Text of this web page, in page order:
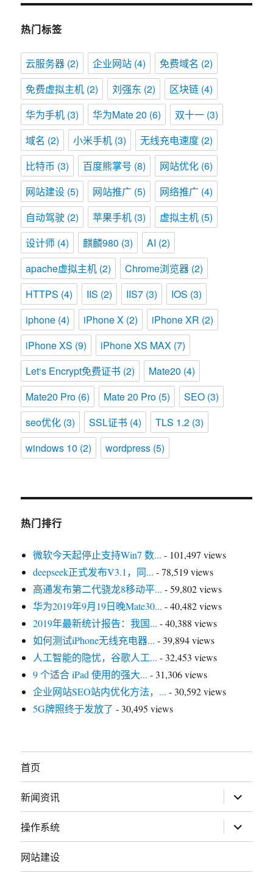
热门标签
云服务器 (2) 企业网站 (4) 免费域名 (2)
免费虚拟主机 (2) 刘强东 (2) 区块链 (4)
华为手机 (3) 华为Mate 20 (6) 双十一 (3)
域名 (2) 小米手机 (3) 无线充电速度 (2)
比特币 (3) 百度熊掌号 (8) 网站优化 (6)
网站建设 (5) 网站推广 (5) 网络推广 (4)
自动驾驶 (2) 苹果手机 (3) 虚拟主机 (5)
设计师 (4) 麒麟980 (3) AI (2)
apache虚拟主机 (2) Chrome浏览器 (2)
HTTPS (4) IIS (2) IIS7 (3) IOS (3)
iphone (4) iPhone X (2) iPhone XR (2)
iPhone XS (9) iPhone XS MAX (7)
Let‘s Encrypt免费证书 (2) Mate20 (4)
Mate20 Pro (6) Mate 20 Pro (5) SEO (3)
seo优化 (3) SSL证书 (4) TLS 1.2 (3)
windows 10 (2) wordpress (5)
热门排行
微软今天起停止支持Win7 数... - 101,497 views
deepseek正式发布V3.1，同... - 78,519 views
高通发布第二代骁龙8移动平... - 59,802 views
华为2019年9月19日晚Mate30... - 40,482 views
2019年最新统计报告：我国... - 40,388 views
如何测试iPhone无线充电器... - 39,894 views
人工智能的隐忧，谷歌人工... - 32,453 views
9 个适合 iPad 使用的强大... - 31,306 views
企业网站SEO站内优化方法，... - 30,592 views
5G牌照终于发放了 - 30,495 views
首页
新闻资讯 展
开
子
菜
单
操作系统 展
开
子
网站建设